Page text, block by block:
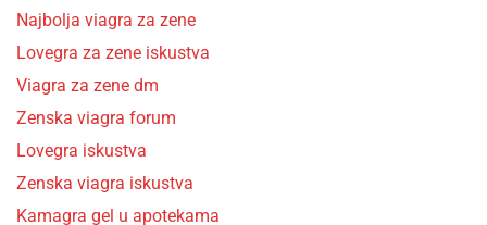
Najbolja viagra za zene
Lovegra za zene iskustva
Viagra za zene dm
Zenska viagra forum
Lovegra iskustva
Zenska viagra iskustva
Kamagra gel u apotekama